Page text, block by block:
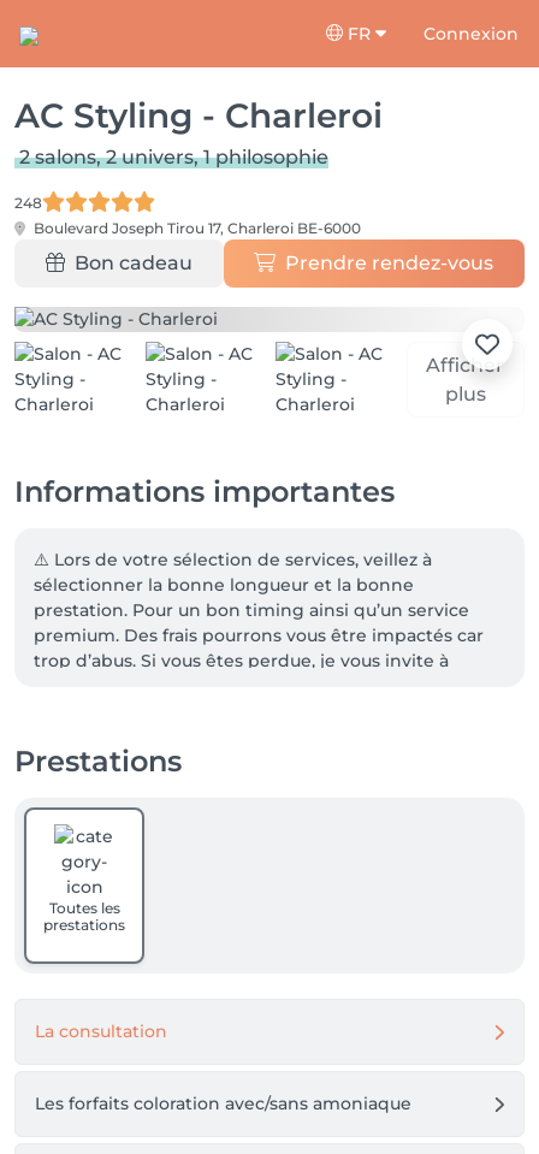
FR Connexion
AC Styling - Charleroi
2 salons, 2 univers, 1 philosophie
248
Boulevard Joseph Tirou 17, Charleroi BE-6000
Bon cadeau Prendre rendez-vous
Afficher
plus
Informations importantes
⚠️ Lors de votre sélection de services, veillez à
sélectionner la bonne longueur et la bonne
prestation. Pour un bon timing ainsi qu’un service
premium. Des frais pourrons vous être impactés car
trop d’abus. Si vous êtes perdue, je vous invite à
Sinon, nous nous ferons un plaisir de vous aider
NON HONORÉ .
TOUT RDV doit être annulé 48h à l’avance
RAPPEL pour les différentes longueurs:
👉 cheveux courts = cheveux juste en dessous de
l’oreille
👉 cheveux mi longs = cheveux aux épaules max
👉 cheveux longs = cheveux au milieu de dos max
° 🪪 CARTE DE FIDÉLITÉ
👉 3points supplémentaires si vous donnez votre avis
sur le salon
Prestations
Toutes les
prestations
La consultation
Les forfaits coloration avec/sans amoniaque